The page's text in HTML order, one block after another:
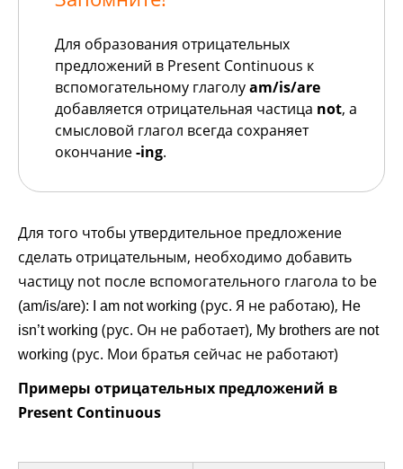
Для образования отрицательных
предложений в Present Continuous к
вспомогательному глаголуam/is/are
добавляется отрицательная частица not, а
смысловой глагол всегда сохраняет
окончание-ing.
Для того чтобы утвердительное предложение
сделать отрицательным, необходимо добавить
частицу not после вспомогательного глагола to be
(am/is/are): I am not working (рус. Я не работаю), He
isn’t working (рус. Он не работает), My brothers are not
working (рус. Мои братья сейчас не работают)
Примеры отрицательных предложений в
Present Continuous